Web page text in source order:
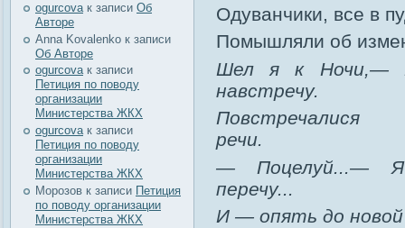
ogurcovaк записи Об
Авторе
Anna Kovalenko к записи
Об Авторе
ogurcovaк записи
Петиция по поводу
организации
Министерства ЖКХ
ogurcova к записи
Петиция по поводу
организации
Министерства ЖКХ
Морозов к записи Петиция
по поводу организации
Министерства ЖКХ
Одуванчики, все в
Помышляли об
Шел я к Ночи,—
навстречу.
Повстречалися
речи.
— Поцелуй...—
перечу...
И — опять до